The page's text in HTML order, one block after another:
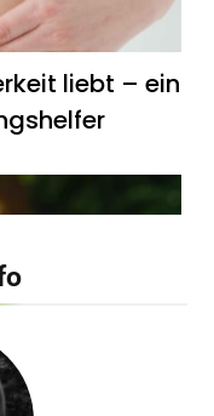
liebt – ein
innere Uhr